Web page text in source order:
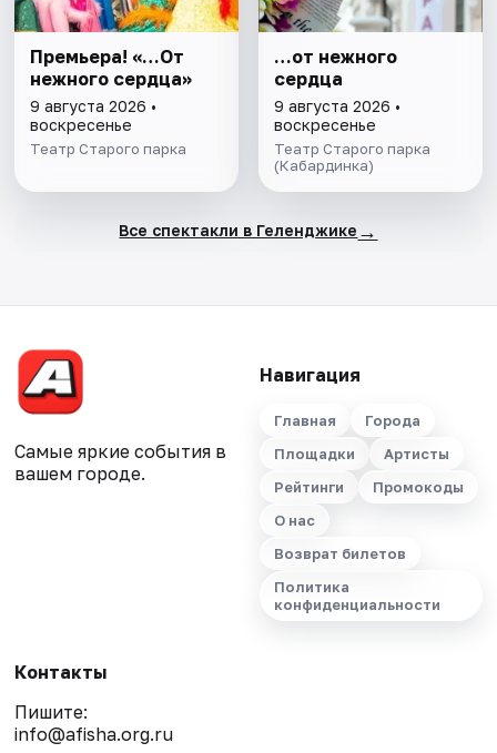
Премьера! «…От
нежного сердца»
9 августа 2026 •
воскресенье
Театр Старого паркa
…от нежного
сердца
9 августа 2026 •
воскресенье
Театр Старого парка
(Кабардинка)
Все спектакли в Геленджике →
Самые яркие события в
вашем городе.
Навигация
Главная
Города
Площадки
Артисты
Рейтинги
Промокоды
О нас
Возврат билетов
Политика
конфиденциальности
Контакты
Пишите:
info@afisha.org.ru